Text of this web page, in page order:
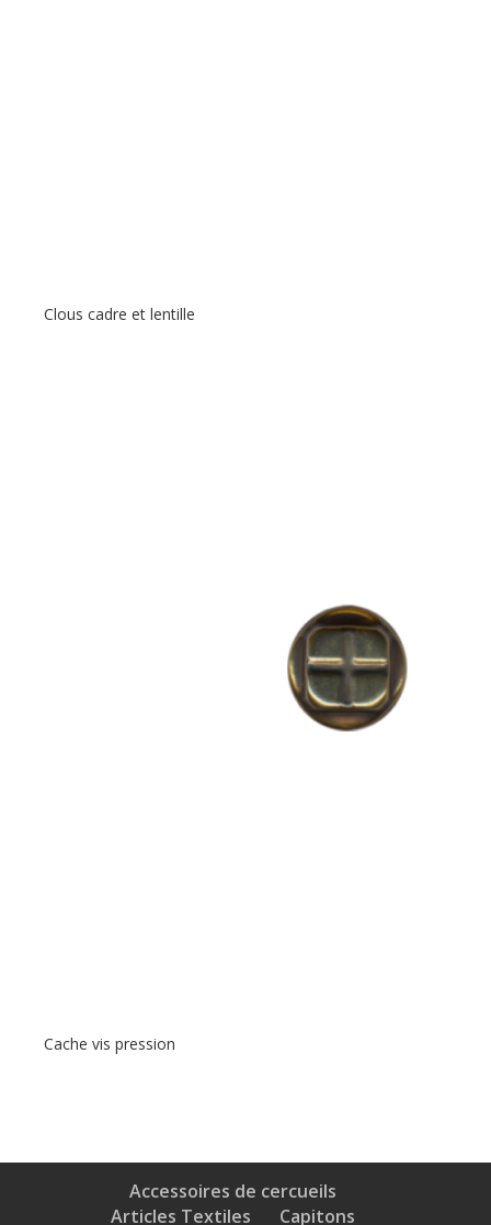
Clous cadre et lentille
Cache vis pression
Accessoires de cercueils
Articles Textiles
Capitons